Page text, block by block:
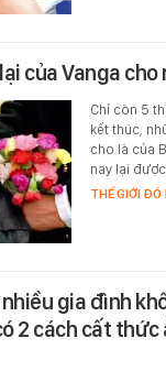
của Vanga
Chỉ còn 5
kết thúc,
cho là của
nay lại
THẾ GIỚI ĐÓ
gia đình
2 cách cất thức